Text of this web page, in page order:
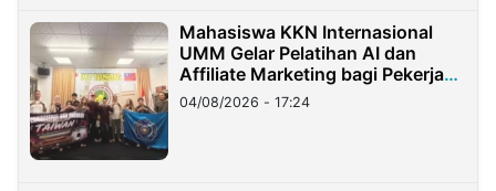
Mahasiswa KKN Internasional
UMM Gelar Pelatihan AI dan
Affiliate Marketing bagi Pekerja
Migran Indonesia di Taiwan
04/08/2026 - 17:24